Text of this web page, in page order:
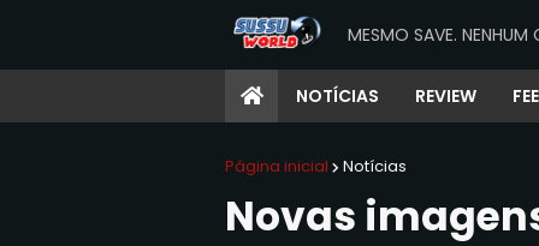
MESMO SAVE.
NOTÍCIAS REVIEW
Página inicial Notícias
Novas